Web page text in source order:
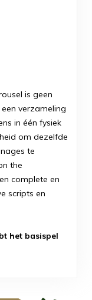
is geen
verzameling
in één fysiek
om dezelfde
te
the
complete en
scripts en
het basispel